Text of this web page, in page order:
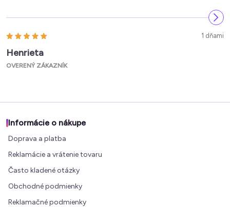
1 dňami
Henrieta
OVERENÝ ZÁKAZNÍK
Informácie o nákupe
Doprava a platba
Reklamácie a vrátenie tovaru
Často kladené otázky
Obchodné podmienky
Reklamačné podmienky